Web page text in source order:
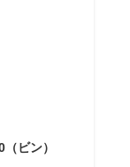
ビン）